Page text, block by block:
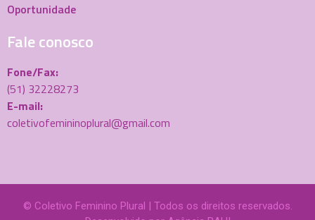
Oportunidade
Fale conosco
Fone/Fax:
(51) 32228273
E-mail:
coletivofemininoplural@gmail.com
© Coletivo Feminino Plural | Todos os direitos reservados.